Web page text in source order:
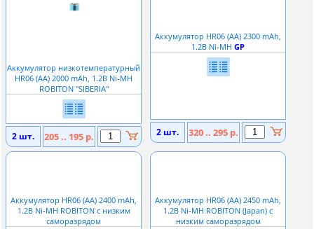
Аккумулятор низкотемпературный
HR06 (АA) 2000 mAh, 1.2В Ni-MH
ROBITON ''SIBERIA''
2 шт. 205 .. 195 р.
Аккумулятор HR06 (АА) 2300 mAh,
1.2В Ni-MH GP
2 шт. 320 .. 295 р.
Аккумулятор HR06 (АА) 2400 mAh,
1.2В Ni-MH ROBITON с низким
саморазрядом
Аккумулятор HR06 (АА) 2450 mAh,
1.2В Ni-MH ROBITON (Japan) с
низким саморазрядом